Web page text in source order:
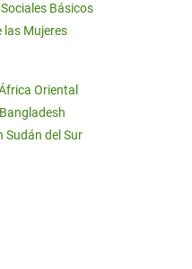
Básicos
las Mujeres
Oriental
Sudán del Sur